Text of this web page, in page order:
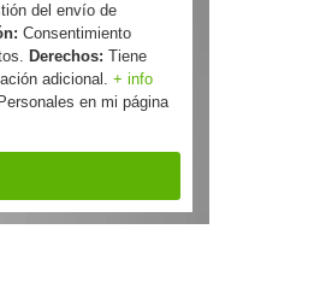
del envío de
Consentimiento
Derechos:Tiene
adicional.+ info
en mi página